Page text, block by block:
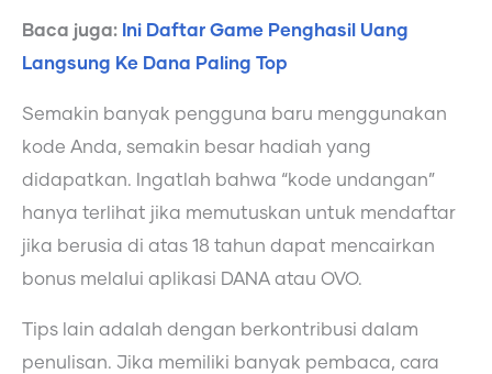
Baca juga: Ini Daftar Game Penghasil Uang
Langsung Ke Dana Paling Top
Semakin banyak pengguna baru menggunakan
kode Anda, semakin besar hadiah yang
didapatkan. Ingatlah bahwa “kode undangan”
hanya terlihat jika memutuskan untuk mendaftar
jika berusia di atas 18 tahun dapat mencairkan
bonus melalui aplikasi DANA atau OVO.
Tips lain adalah dengan berkontribusi dalam
penulisan. Jika memiliki banyak pembaca, cara